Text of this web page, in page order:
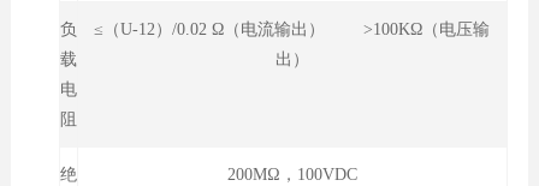
负
载
电
阻
≤（U-12）/0.02 Ω（电流输出） >100KΩ（电压输
出）
绝
200MΩ，100VDC